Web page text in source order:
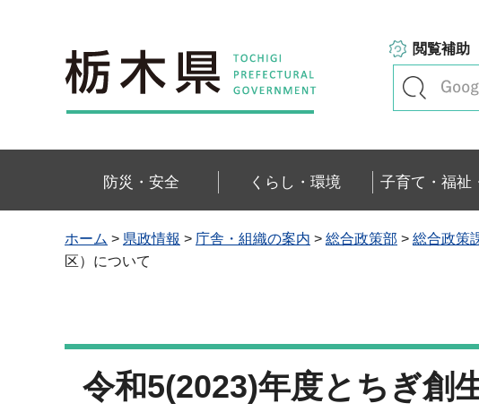
栃木県
閲覧補助
防災・安全 くらし・環境 子育て・福祉
ホーム > 県政情報 > 庁舎・組織の案内 > 総合政策部 > 総合政策
区）について
令和5(2023)年度とちぎ創